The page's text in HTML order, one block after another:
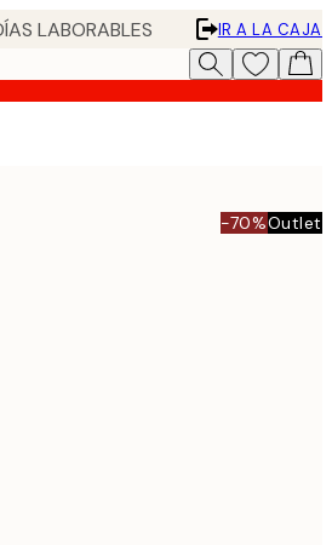
LABORABLES
IR A LA CAJA
-70%Outlet